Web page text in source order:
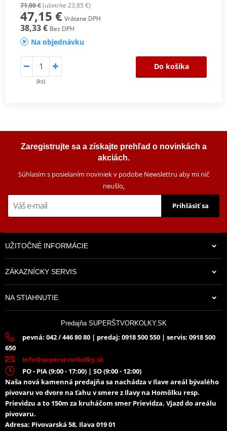
71,00 €(ušetríte 23,85 €)
47,15 € Vrátane DPH
38,33 € Bez DPH
Na objednávku
(ks)
Do košíka
Zaregistrujte sa a získajte prehľad o novinkách a
akciách.
Súhlasím s posielaním noviniek v podobe Newslettru aby mi nič
neušlo.
Prihlásiť sa
UŽITOČNÉ INFORMÁCIE
ZÁKAZNÍCKY SERVIS
NA STIAHNUTIE
Predajňa SUPERŠTVORKOLKY.SK
pevná: 042 / 446 80 80 | predaj: 0918 500 550 | servis: 0918 500
650
info@superstvorkolky.sk
PO - PIA (9:00 - 17:00) | SO (9:00 - 12:00)
Naša nová kamenná predajňa sa nachádza v Ilave areál bývalého
pivovaru vo dvore na ťahu v smere z Ilavy na Homôlku resp.
Prievidzu a to 150m za kruháčom smer Prievidza. Vjazd do areálu
pivovaru.
Adresa: Pivovarská 58, Ilava 019 01